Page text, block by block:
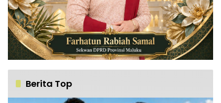
Berita Top